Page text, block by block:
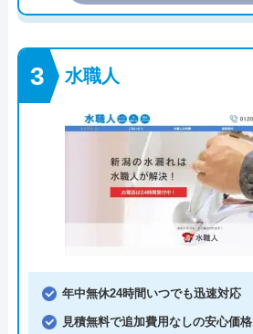
水職人
年中無休24時間いつでも迅速対応
見積無料で追加費用なしの安心価格